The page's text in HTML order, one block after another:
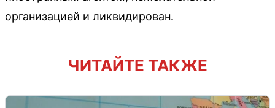
организацией и ликвидирован.
ЧИТАЙТЕ ТАКЖЕ